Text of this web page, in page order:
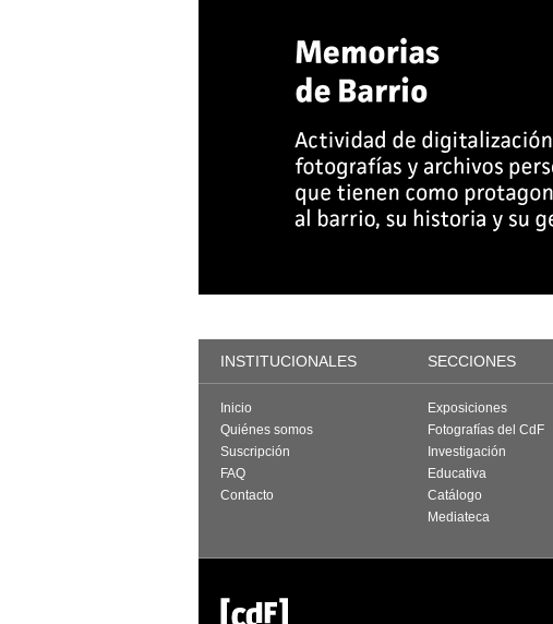
INSTITUCIONALES SECCIONES
Inicio
Quiénes somos
Suscripción
FAQ
Contacto
Exposiciones
Fotografías del CdF
Investigación
Educativa
Catálogo
Mediateca